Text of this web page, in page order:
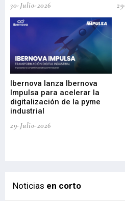
30-Julio-2026
Ibernova lanza Ibernova
Impulsa para acelerar la
digitalización de la pyme
industrial
29-Julio-2026
Noticias en corto